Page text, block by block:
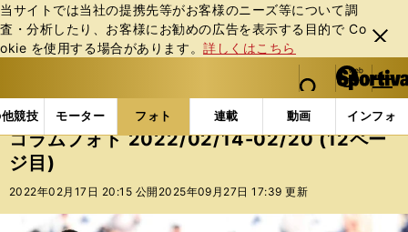
当サイトでは当社の提携先等がお客様のニーズ等について調
査・分析したり、お客様にお勧めの広告を表⽰する⽬的で Co
okie を使⽤する場合があります。詳しくはこちら
閉じ
る
web Sportiva (webスポルティーバ)
検索
マイペ
ー
ジ
メニュ
競技 モーター フォト 連載 動画 インフォ
b
ス
ポ
ル
フォトギャラリー コラムフォト コラムフォト
コラムフォト 2022/02/14-02/20 (12ペー
ジ目)
2022年02月17日 20:15 公開 2025年09月27日 17:39 更新